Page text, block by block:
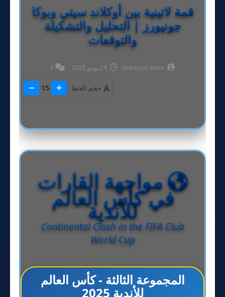
قمة لاتينية بين أوكلاند سيتي وبوكا
جونيورز | التحليل والتشكيلة
والتوقعات
mobaryat.store
0
حجم الخط 15
مواجهة القارات
في كأس العالم
للأندية
Continental Clash in the FIFA Club
World Cup
المجموعة الثالثة - كأس العالم
للأندية 2025